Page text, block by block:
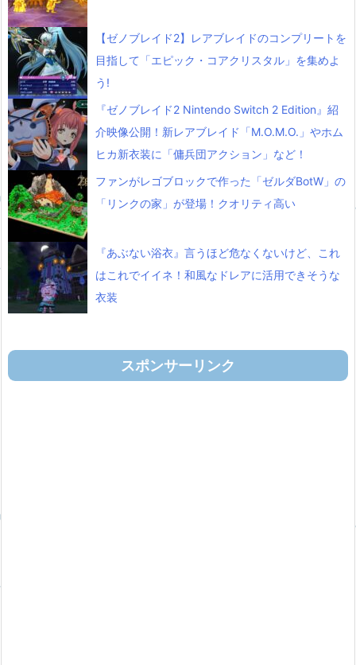
【ゼノブレイド2】レアブレイドのコンプリートを
目指して「エピック・コアクリスタル」を集めよ
う!
『ゼノブレイド2 Nintendo Switch 2 Edition』紹
介映像公開！新レアブレイド「M.O.M.O.」やホム
ヒカ新衣装に「傭兵団アクション」など！
ファンがレゴブロックで作った「ゼルダBotW」の
「リンクの家」が登場！クオリティ高い
『あぶない浴衣』言うほど危なくないけど、これ
はこれでイイネ！和風なドレアに活用できそうな
衣装
スポンサーリンク